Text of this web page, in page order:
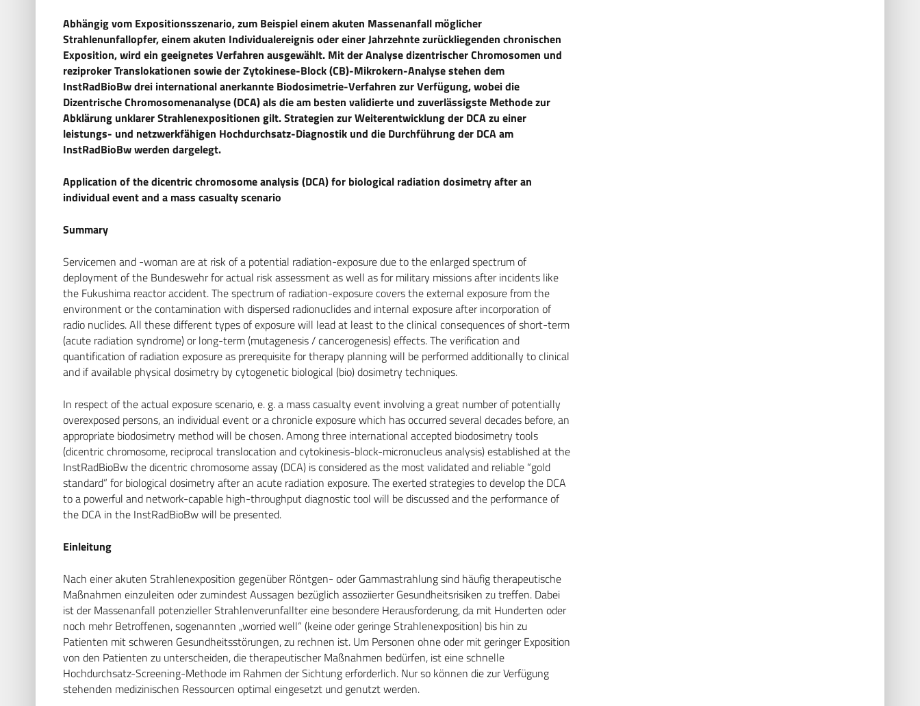
Abhängig vom Expositionsszenario, zum Beispiel einem akuten Massenanfall möglicher
Strahlenunfallopfer, einem akuten Individualereignis oder einer Jahrzehnte zurückliegenden chronischen
Exposition, wird ein geeignetes Verfahren ausgewählt. Mit der Analyse dizentrischer Chromosomen und
reziproker Translokationen sowie der Zytokinese-Block (CB)-Mikrokern-Analyse stehen dem
InstRadBioBw drei international anerkannte Biodosimetrie-Verfahren zur Verfügung, wobei die
Dizentrische Chromosomenanalyse (DCA) als die am besten validierte und zuverlässigste Methode zur
Abklärung unklarer Strahlenexpositionen gilt. Strategien zur Weiterentwicklung der DCA zu einer
leistungs- und netzwerkfähigen Hochdurchsatz-Diagnostik und die Durchführung der DCA am
InstRadBioBw werden dargelegt.
Application of the dicentric chromosome analysis (DCA) for biological radiation dosimetry after an
individual event and a mass casualty scenario
Summary
Servicemen and -woman are at risk of a potential radiation-exposure due to the enlarged spectrum of
deployment of the Bundeswehr for actual risk assessment as well as for military missions after incidents like
the Fukushima reactor accident. The spectrum of radiation-exposure covers the external exposure from the
environment or the contamination with dispersed radionuclides and internal exposure after incorporation of
radio nuclides. All these different types of exposure will lead at least to the clinical consequences of short-term
(acute radiation syndrome) or long-term (mutagenesis / cancerogenesis) effects. The verification and
quantification of radiation exposure as prerequisite for therapy planning will be performed additionally to clinical
and if available physical dosimetry by cytogenetic biological (bio) dosimetry techniques.
In respect of the actual exposure scenario, e. g. a mass casualty event involving a great number of potentially
overexposed persons, an individual event or a chronicle exposure which has occurred several decades before, an
appropriate biodosimetry method will be chosen. Among three international accepted biodosimetry tools
(dicentric chromosome, reciprocal translocation and cytokinesis-block-micronucleus analysis) established at the
InstRadBioBw the dicentric chromosome assay (DCA) is considered as the most validated and reliable “gold
standard” for biological dosimetry after an acute radiation exposure. The exerted strategies to develop the DCA
to a powerful and network-capable high-throughput diagnostic tool will be discussed and the performance of
the DCA in the InstRadBioBw will be presented.
Einleitung
Nach einer akuten Strahlenexposition gegenüber Röntgen- oder Gammastrahlung sind häufig therapeutische
Maßnahmen einzuleiten oder zumindest Aussagen bezüglich assoziierter Gesundheitsrisiken zu treffen. Dabei
ist der Massenanfall potenzieller Strahlenverunfallter eine besondere Herausforderung, da mit Hunderten oder
noch mehr Betroffenen, sogenannten „worried well“ (keine oder geringe Strahlenexposition) bis hin zu
Patienten mit schweren Gesundheitsstörungen, zu rechnen ist. Um Personen ohne oder mit geringer Exposition
von den Patienten zu unterscheiden, die therapeutischer Maßnahmen bedürfen, ist eine schnelle
Hochdurchsatz-Screening-Methode im Rahmen der Sichtung erforderlich. Nur so können die zur Verfügung
stehenden medizinischen Ressourcen optimal eingesetzt und genutzt werden.